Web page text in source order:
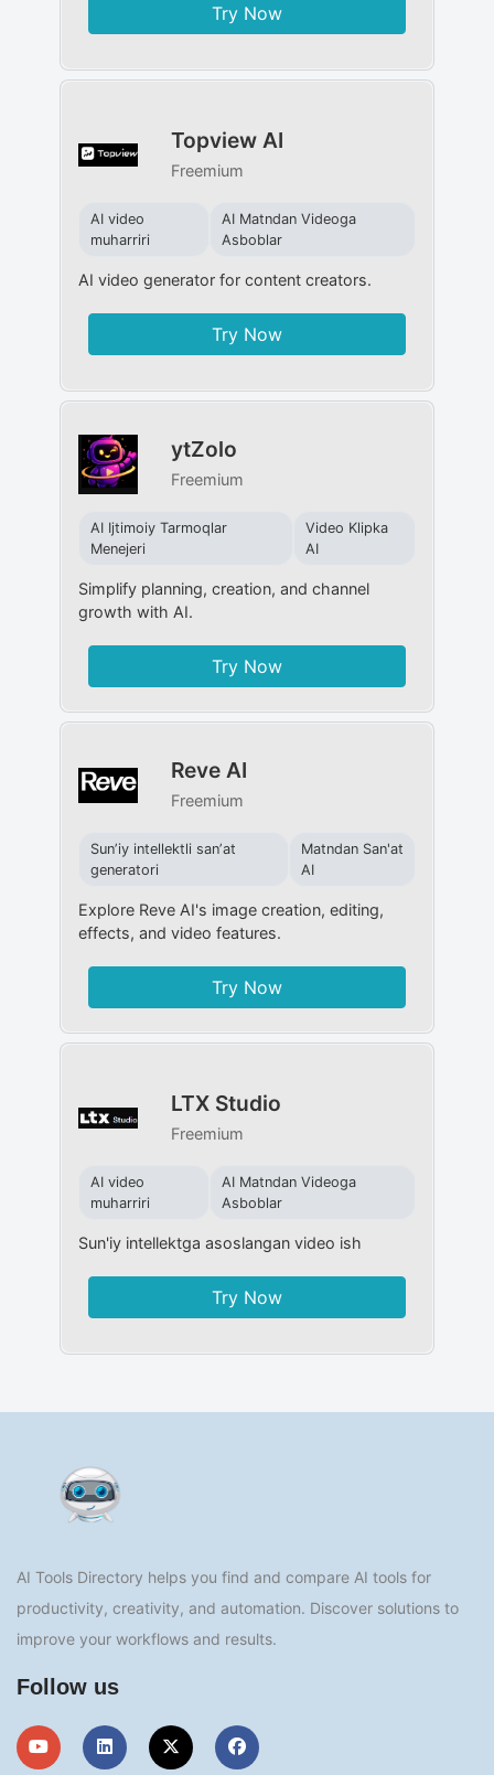
Try Now
Topview AI
Freemium
AI video
muharriri
AI Matndan Videoga
Asboblar
AI video generator for content creators.
Try Now
ytZolo
Freemium
AI Ijtimoiy Tarmoqlar
Menejeri
Video Klipka
AI
Simplify planning, creation, and channel
growth with AI.
Try Now
Reve AI
Freemium
Sunʼiy intellektli sanʼat
generatori
Matndan San'at
AI
Explore Reve AI's image creation, editing,
effects, and video features.
Try Now
LTX Studio
Freemium
AI video
muharriri
AI Matndan Videoga
Asboblar
Sun'iy intellektga asoslangan video ish
Try Now
AI Tools Directory helps you find and compare AI tools for
productivity, creativity, and automation. Discover solutions to
improve your workflows and results.
Follow us